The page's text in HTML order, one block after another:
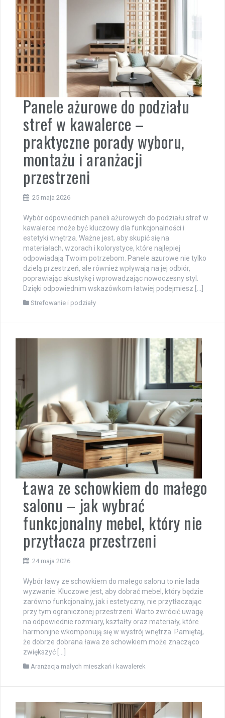
Panele ażurowe do podziału
stref w kawalerce –
praktyczne porady wyboru,
montażu i aranżacji
przestrzeni
25 maja 2026
Wybór odpowiednich paneli ażurowych do podziału stref w
kawalerce może być kluczowy dla funkcjonalności i
estetyki wnętrza. Ważne jest, aby skupić się na
materiałach, wzorach i kolorystyce, które najlepiej
odpowiadają Twoim potrzebom. Panele ażurowe nie tylko
dzielą przestrzeń, ale również wpływają na jej odbiór,
poprawiając akustykę i wprowadzając nowoczesny styl.
Dzięki odpowiednim wskazówkom łatwiej podejmiesz […]
Strefowanie i podziały
Ława ze schowkiem do małego
salonu – jak wybrać
funkcjonalny mebel, który nie
przytłacza przestrzeni
24 maja 2026
Wybór ławy ze schowkiem do małego salonu to nie lada
wyzwanie. Kluczowe jest, aby dobrać mebel, który będzie
zarówno funkcjonalny, jak i estetyczny, nie przytłaczając
przy tym ograniczonej przestrzeni. Warto zwrócić uwagę
na odpowiednie rozmiary, kształty oraz materiały, które
harmonijne wkomponują się w wystrój wnętrza. Pamiętaj,
że dobrze dobrana ława ze schowkiem może znacząco
zwiększyć […]
Aranżacja małych mieszkań i kawalerek